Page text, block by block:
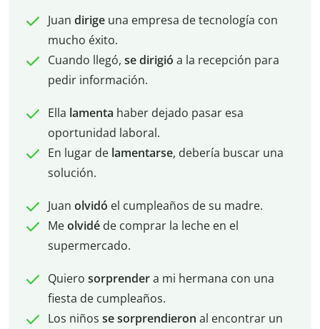
Juan dirigeuna empresa de tecnología con
mucho éxito.
Cuando llegó, se dirigió a la recepción para
pedir información.
Ella lamenta haber dejado pasar esa
oportunidad laboral.
En lugar de lamentarse, debería buscar una
solución.
Juan olvidó el cumpleaños de su madre.
Meolvidéde comprar la leche en el
supermercado.
Quiero sorprendera mi hermana con una
fiesta de cumpleaños.
Los niños se sorprendieron al encontrar un